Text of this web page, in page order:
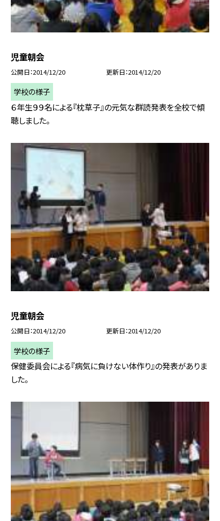
児童朝会
公開日 2014/12/20 更新日 2014/12/20
学校の様子
６年生９９名による『枕草子』の元気な群読発表を全校で傾
聴しました。
児童朝会
公開日 2014/12/20 更新日 2014/12/20
学校の様子
保健委員会による『病気に負けない体作り』の発表がありま
した。